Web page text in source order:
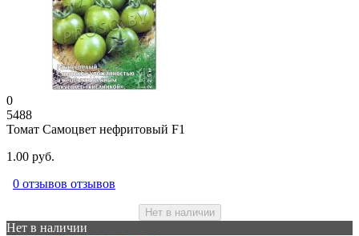
0
5488
Томат Самоцвет нефритовый F1
1.00 руб.
0 отзывов отзывов
Нет в наличии
Нет в наличии